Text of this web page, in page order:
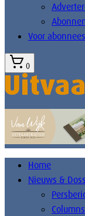
Voor abonnees
0
Home
Nieuws &
Columns